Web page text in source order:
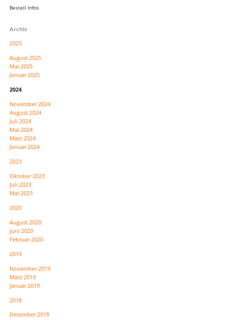
Bestell Infos
Archiv
2025
August 2025
Mai 2025
Januar 2025
2024
November 2024
August 2024
Juli 2024
Mai 2024
März 2024
Januar 2024
2023
Oktober 2023
Juli 2023
Mai 2023
2020
August 2020
Juni 2020
Februar 2020
2019
November 2019
März 2019
Januar 2019
2018
Dezember 2018